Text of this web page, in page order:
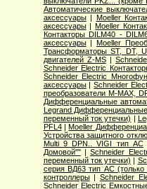
Автоматические
аксессуары| Moeller
аксессуары|Moeller
Контакторы DILM40 -
аксессуары|Moeller
Трансформаторы ST, DT,
двигателей Z-MS|
Schneider Electric
Schneider Electric
аксессуары|Schneider
преобразователи M-MAX,
Дифференциальные
Legrand
переменный ток утечки) |
PFL4|Moeller
Устройства защитного
Multi 9 DPN.. VIGI тип AС
Домовой""|Schneider
переменный ток утечки) |
серия ВД63 тип АС (только
контроллеры| Schneider
Schneider Electric